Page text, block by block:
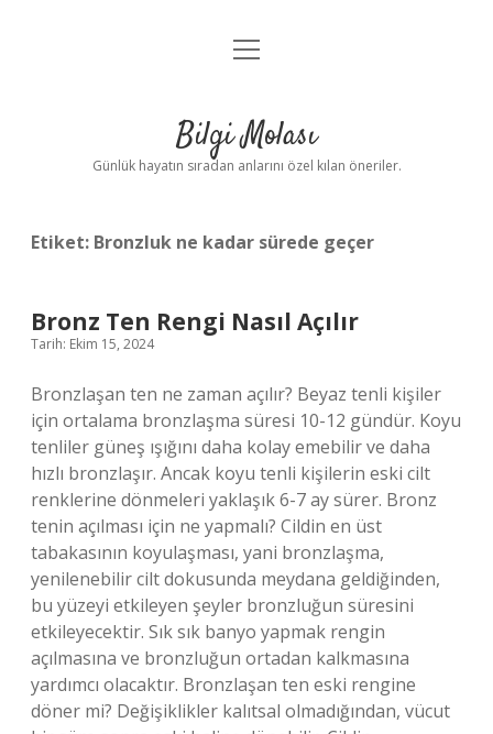
Anasayfa
Yasal Uyarı
menüyü
Bilgi Molası
Günlük hayatın sıradan anlarını özel kılan öneriler.
Etiket: Bronzluk ne kadar sürede geçer
Bronz Ten Rengi Nasıl Açılır
Tarih: Ekim 15, 2024
Bronzlaşan ten ne zaman açılır? Beyaz tenli kişiler
için ortalama bronzlaşma süresi 10-12 gündür. Koyu
tenliler güneş ışığını daha kolay emebilir ve daha
hızlı bronzlaşır. Ancak koyu tenli kişilerin eski cilt
renklerine dönmeleri yaklaşık 6-7 ay sürer. Bronz
tenin açılması için ne yapmalı? Cildin en üst
tabakasının koyulaşması, yani bronzlaşma,
yenilenebilir cilt dokusunda meydana geldiğinden,
bu yüzeyi etkileyen şeyler bronzluğun süresini
etkileyecektir. Sık sık banyo yapmak rengin
açılmasına ve bronzluğun ortadan kalkmasına
yardımcı olacaktır. Bronzlaşan ten eski rengine
döner mi? Değişiklikler kalıtsal olmadığından, vücut